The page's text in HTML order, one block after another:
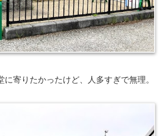
寄りたかったけど、人多すぎで無理。